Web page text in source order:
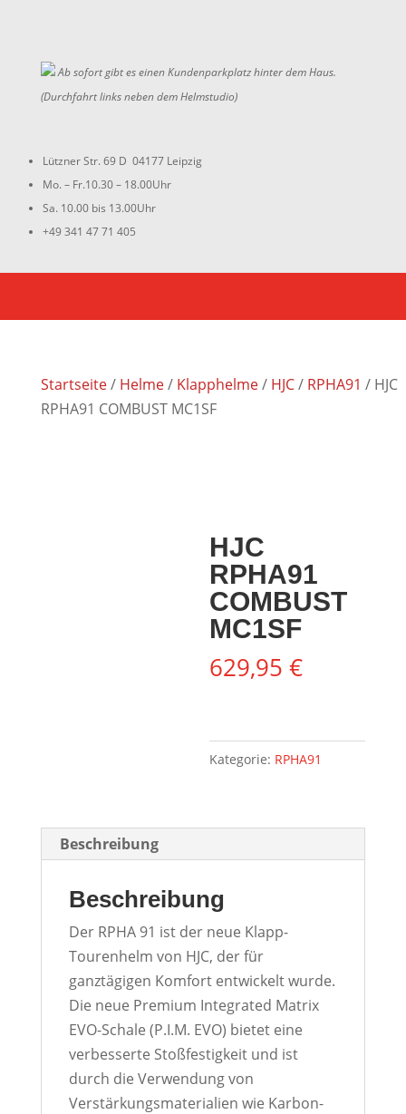
Ab sofort gibt es einen Kundenparkplatz hinter dem Haus.
(Durchfahrt links neben dem Helmstudio)
Lützner Str. 69 D 04177 Leipzig
Mo. – Fr.10.30 – 18.00Uhr
Sa. 10.00 bis 13.00Uhr
+49 341 47 71 405
Startseite/ Helme/ Klapphelme/ HJC/ RPHA91 / HJC
RPHA91 COMBUST MC1SF
HJC
RPHA91
COMBUST
MC1SF
629,95€
Kategorie: RPHA91
Beschreibung
Beschreibung
Der RPHA 91 ist der neue Klapp-
Tourenhelm von HJC, der für
ganztägigen Komfort entwickelt wurde.
Die neue Premium Integrated Matrix
EVO-Schale (P.I.M. EVO) bietet eine
verbesserte Stoßfestigkeit und ist
durch die Verwendung von
Verstärkungsmaterialien wie Karbon-